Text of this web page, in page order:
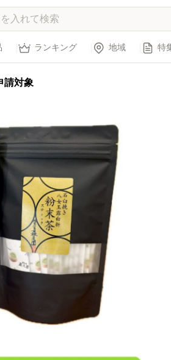
ランキング 地域 特
請対象